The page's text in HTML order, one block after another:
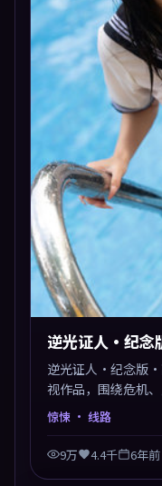
逆光证人·纪念
逆光证人·纪念版·
视作品，围绕危机
凑，值得推荐观看。
惊悚 · 线路
9万 4.4千 6年前